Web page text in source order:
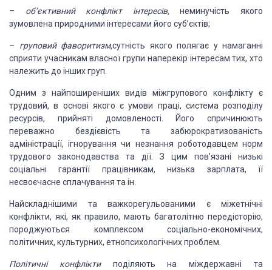
– об’єктивний конфліктінтересів,неминучість якого
зумовлена природними інтересами його суб’єктів;
– груповий фаворитизм,сутність якого полягає у намаганні
сприяти учасникам власної групи наперекір інтересам тих, хто
належить до інших груп.
Одним з найпоширеніших видів міжгрупового конфлікту є
трудовий, в основі якого є умови праці, система розподілу
ресурсів, прийняті домовленості.
Його спричинюють
переважно бездієвість та забюрократизованість
адміністрації, ігнорування чи незнання роботодавцем норм
трудового законодавства та дії. З цим пов’язані низькі
соціальні гарантії працівникам, низька зарплата, її
несвоєчасне сплачування та ін.
Найскладнішими та важкорегульованими є міжетнічні
конфлікти, які, як правило, мають багатолітню передісторію,
породжуються комплексом соціально-економічних,
політичних, культурних, етнопсихологічних проблем.
Політичніконфліктиподіляють на міждержавні та